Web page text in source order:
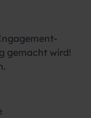
gemacht wird!